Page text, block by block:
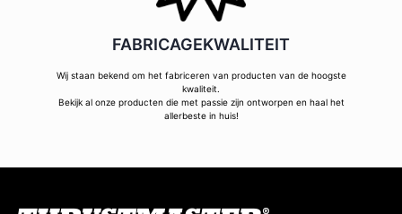
FABRICAGEKWALITEIT
Wij staan bekend om het fabriceren van producten van de hoogste
kwaliteit.
Bekijk al onze producten die met passie zijn ontworpen en haal het
allerbeste in huis!